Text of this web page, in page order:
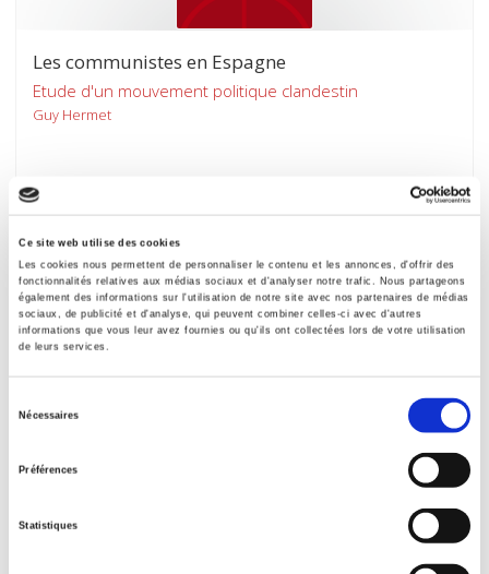
Ce site web utilise des cookies
Les cookies nous permettent de personnaliser le contenu et les annonces, d'offrir des
fonctionnalités relatives aux médias sociaux et d'analyser notre trafic. Nous partageons
également des informations sur l'utilisation de notre site avec nos partenaires de médias
sociaux, de publicité et d'analyse, qui peuvent combiner celles-ci avec d'autres
informations que vous leur avez fournies ou qu'ils ont collectées lors de votre utilisation
de leurs services.
Nécessaires
Préférences
Statistiques
Les communistes en Espagne
Etude d'un mouvement politique clandestin
Guy Hermet
L'URSS et la Chine devant les révolutions dans les
sociétés pré-industrielles